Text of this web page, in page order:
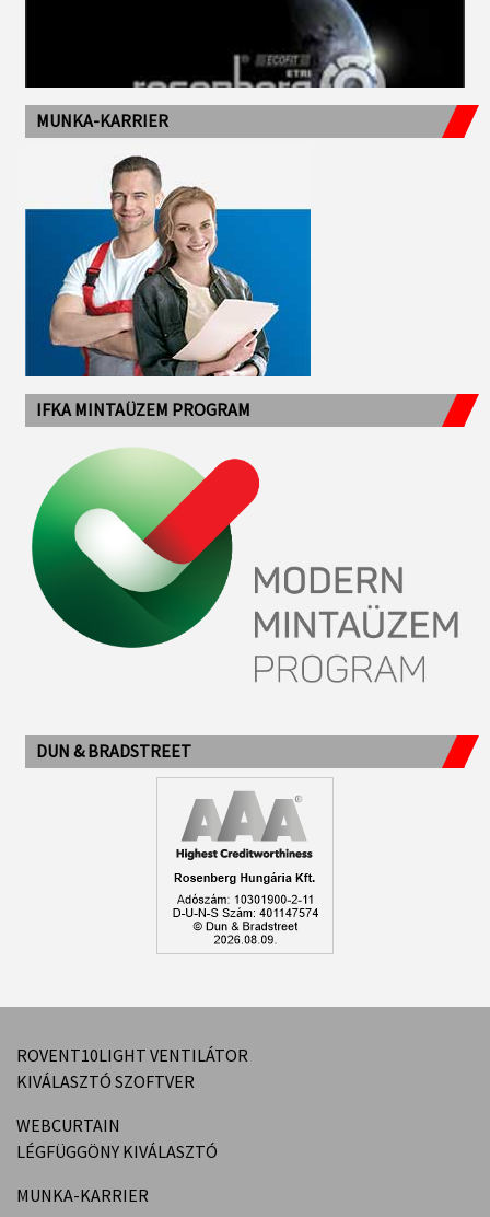
MUNKA-KARRIER
IFKA MINTAÜZEM PROGRAM
DUN & BRADSTREET
ROVENT10LIGHT VENTILÁTOR
KIVÁLASZTÓ SZOFTVER
WEBCURTAIN
LÉGFÜGGÖNY KIVÁLASZTÓ
MUNKA-KARRIER